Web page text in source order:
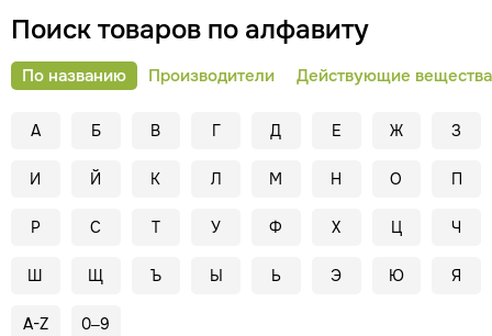
Поиск товаров по алфавиту
По названию Производители Действующие вещества
А Б В Г Д Е Ж З
И Й К Л М Н О П
Р С Т У Ф Х Ц Ч
Ш Щ Ъ Ы Ь Э Ю Я
A-Z 0–9